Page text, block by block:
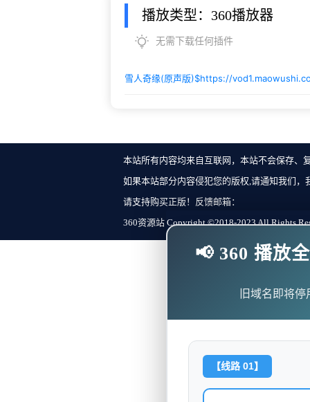
播放类型：360播放器
无需下载任何插件
雪人奇缘(原声版)$https://
本站所有内容均来自互联网，本站不会保存、
如果本站部分内容侵犯您的版权,请通知我们
请支持购买正版！反馈邮箱：
360资源站 Copyright ©2018-2023 All Rights
📢 360 播放
旧域名即将
【线路 01】